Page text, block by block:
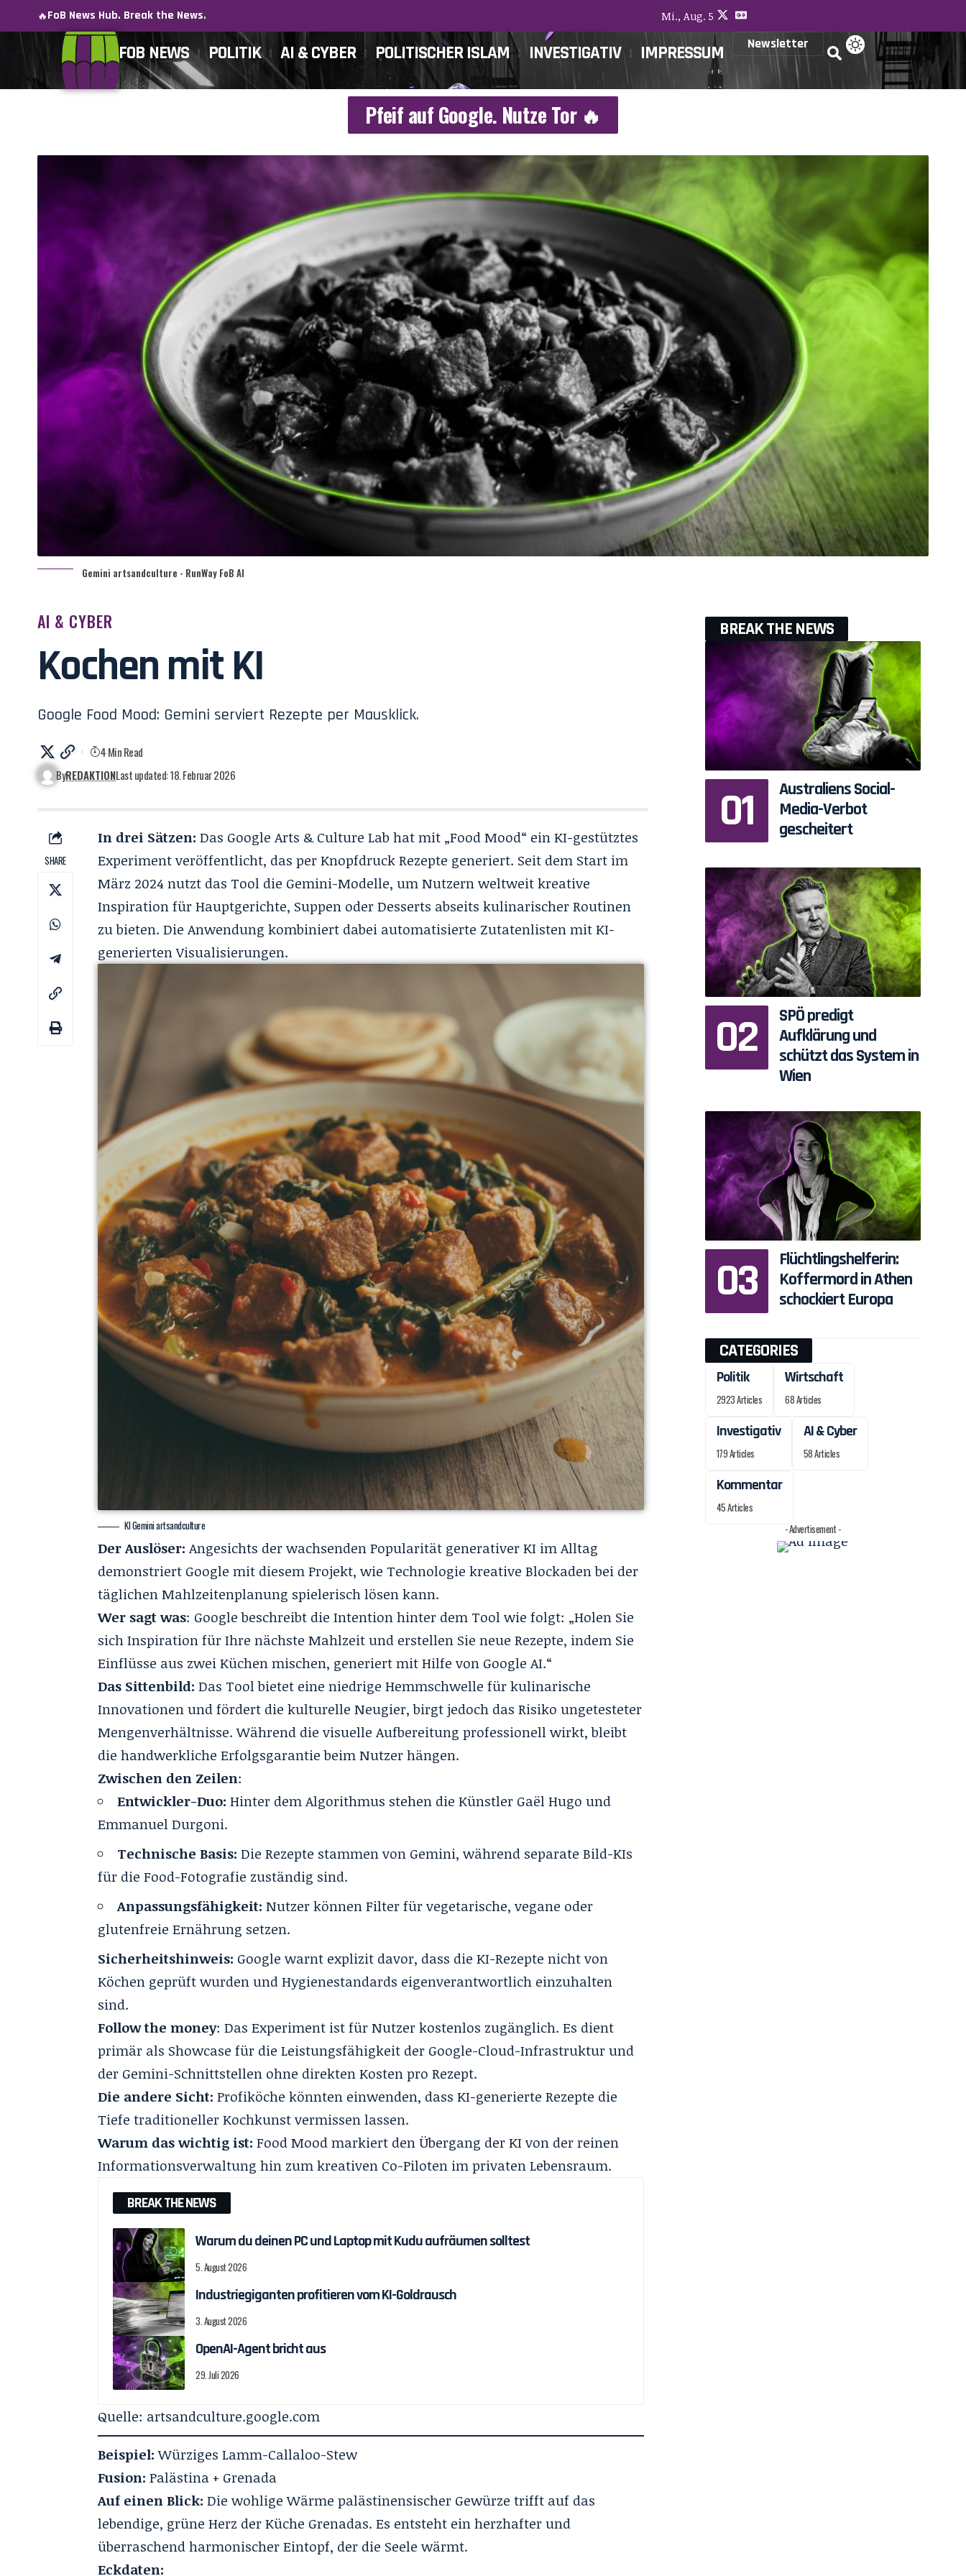
🔥FoB News Hub. Break the News. Mi., Aug. 5
FOB NEWS POLITIK AI & CYBER POLITISCHER ISLAM INVESTIGATIV IMPRESSUM Newsletter
Pfeif auf Google. Nutze Tor 🔥
Gemini artsandculture - RunWay FoB AI
AI & CYBER
Kochen mit KI
Google Food Mood: Gemini serviert Rezepte per Mausklick.
ByREDAKTIONLast updated: 18. Februar 2026
4 Min Read
SHARE
In drei Sätzen:Das Google Arts & Culture Lab hat mit „Food Mood“ ein KI-gestütztes
Experiment veröffentlicht, das per Knopfdruck Rezepte generiert. Seit dem Start im
März 2024 nutzt das Tool die Gemini-Modelle, um Nutzern weltweit kreative
Inspiration für Hauptgerichte, Suppen oder Desserts abseits kulinarischer Routinen
zu bieten. Die Anwendung kombiniert dabei automatisierte Zutatenlisten mit KI-
generierten Visualisierungen.
KI Gemini artsandculture
Der Auslöser:Angesichts der wachsenden Popularität generativer KI im Alltag
demonstriert Google mit diesem Projekt, wie Technologie kreative Blockaden bei der
täglichen Mahlzeitenplanung spielerisch lösen kann.
Wer sagt was: Google beschreibt die Intention hinter dem Tool wie folgt: „Holen Sie
sich Inspiration für Ihre nächste Mahlzeit und erstellen Sie neue Rezepte, indem Sie
Einflüsse aus zwei Küchen mischen, generiert mit Hilfe von Google AI.“
Das Sittenbild:Das Tool bietet eine niedrige Hemmschwelle für kulinarische
Innovationen und fördert die kulturelle Neugier, birgt jedoch das Risiko ungetesteter
Mengenverhältnisse. Während die visuelle Aufbereitung professionell wirkt, bleibt
die handwerkliche Erfolgsgarantie beim Nutzer hängen.
Zwischen den Zeilen:
Entwickler-Duo:Hinter dem Algorithmus stehen die Künstler Gaël Hugo und
Emmanuel Durgoni.
Technische Basis:Die Rezepte stammen von Gemini, während separate Bild-KIs
für die Food-Fotografie zuständig sind.
Anpassungsfähigkeit:Nutzer können Filter für vegetarische, vegane oder
glutenfreie Ernährung setzen.
Sicherheitshinweis: Google warnt explizit davor, dass die KI-Rezepte nicht von
Köchen geprüft wurden und Hygienestandards eigenverantwortlich einzuhalten
sind.
Follow the money: Das Experiment ist für Nutzer kostenlos zugänglich. Es dient
primär als Showcase für die Leistungsfähigkeit der Google-Cloud-Infrastruktur und
der Gemini-Schnittstellen ohne direkten Kosten pro Rezept.
Die andere Sicht:Profiköche könnten einwenden, dass KI-generierte Rezepte die
Tiefe traditioneller Kochkunst vermissen lassen.
Warum das wichtig ist:Food Mood markiert den Übergang der KI von der reinen
Informationsverwaltung hin zum kreativen Co-Piloten im privaten Lebensraum.
BREAK THE NEWS
Warum du deinen PC und Laptop mit Kudu aufräumen solltest
5. August 2026
Industriegiganten profitieren vom KI-Goldrausch
3. August 2026
OpenAI-Agent bricht aus
29. Juli 2026
Quelle: artsandculture.google.com
Beispiel:Würziges Lamm-Callaloo-Stew
Fusion:Palästina + Grenada
Auf einen Blick:Die wohlige Wärme palästinensischer Gewürze trifft auf das
lebendige, grüne Herz der Küche Grenadas. Es entsteht ein herzhafter und
überraschend harmonischer Eintopf, der die Seele wärmt.
Eckdaten:
BREAK THE NEWS
Australiens Social-
Media-Verbot
gescheitert
SPÖ predigt
Aufklärung und
schützt das System in
Wien
Flüchtlingshelferin:
Koffermord in Athen
schockiert Europa
CATEGORIES
Politik
2923 Articles
Wirtschaft
68 Articles
Investigativ
179 Articles
AI & Cyber
58 Articles
Kommentar
45 Articles
- Advertisement -